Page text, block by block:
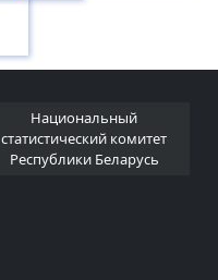
Национальный
статистический комитет
Республики Беларусь